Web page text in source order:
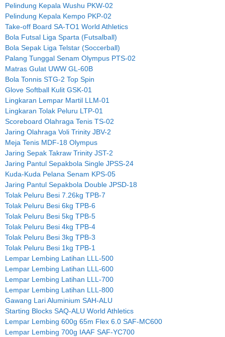
Pelindung Kepala Wushu PKW-02
Pelindung Kepala Kempo PKP-02
Take-off Board SA-TO1 World Athletics
Bola Futsal Liga Sparta (Futsalball)
Bola Sepak Liga Telstar (Soccerball)
Palang Tunggal Senam Olympus PTS-02
Matras Gulat UWW GL-60B
Bola Tonnis STG-2 Top Spin
Glove Softball Kulit GSK-01
Lingkaran Lempar Martil LLM-01
Lingkaran Tolak Peluru LTP-01
Scoreboard Olahraga Tenis TS-02
Jaring Olahraga Voli Trinity JBV-2
Meja Tenis MDF-18 Olympus
Jaring Sepak Takraw Trinity JST-2
Jaring Pantul Sepakbola Single JPSS-24
Kuda-Kuda Pelana Senam KPS-05
Jaring Pantul Sepakbola Double JPSD-18
Tolak Peluru Besi 7.26kg TPB-7
Tolak Peluru Besi 6kg TPB-6
Tolak Peluru Besi 5kg TPB-5
Tolak Peluru Besi 4kg TPB-4
Tolak Peluru Besi 3kg TPB-3
Tolak Peluru Besi 1kg TPB-1
Lempar Lembing Latihan LLL-500
Lempar Lembing Latihan LLL-600
Lempar Lembing Latihan LLL-700
Lempar Lembing Latihan LLL-800
Gawang Lari Aluminium SAH-ALU
Starting Blocks SAQ-ALU World Athletics
Lempar Lembing 600g 65m Flex 6.0 SAF-MC600
Lempar Lembing 700g IAAF SAF-YC700